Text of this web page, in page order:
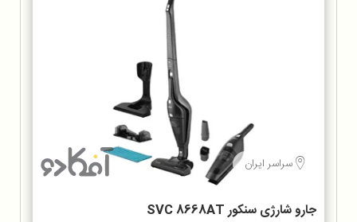
سراسر ایران
جارو شارژی سنکور SVC 8668AT